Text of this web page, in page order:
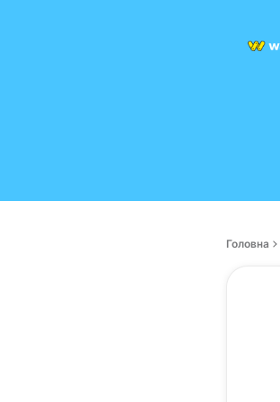
Головна